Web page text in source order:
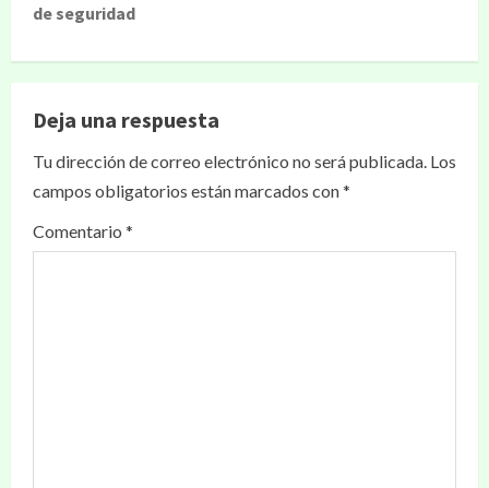
de seguridad
Deja una respuesta
Tu dirección de correo electrónico no será publicada. Los
campos obligatorios están marcados con*
Comentario *